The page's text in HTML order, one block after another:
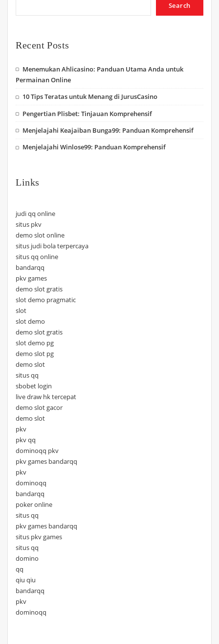
Search
Recent Posts
Menemukan Ahlicasino: Panduan Utama Anda untuk
Permainan Online
10 Tips Teratas untuk Menang di JurusCasino
Pengertian Plisbet: Tinjauan Komprehensif
Menjelajahi Keajaiban Bunga99: Panduan Komprehensif
Menjelajahi Winlose99: Panduan Komprehensif
Links
judi qq online
situs pkv
demo slot online
situs judi bola terpercaya
situs qq online
bandarqq
pkv games
demo slot gratis
slot demo pragmatic
slot
slot demo
demo slot gratis
slot demo pg
demo slot pg
demo slot
situs qq
sbobet login
live draw hk tercepat
demo slot gacor
demo slot
pkv
pkv qq
dominoqq pkv
pkv games bandarqq
pkv
dominoqq
bandarqq
poker online
situs qq
pkv games bandarqq
situs pkv games
situs qq
domino
qq
qiu qiu
bandarqq
pkv
dominoqq